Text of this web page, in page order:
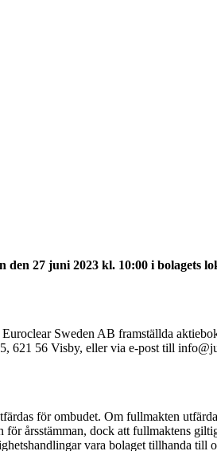
27 juni 2023 kl. 10:00 i bolagets
Sweden AB framställda
56 Visby, eller via e-post till
för ombudet. Om fullmakten
årsstämman, dock att fullmaktens
vara bolaget tillhanda till